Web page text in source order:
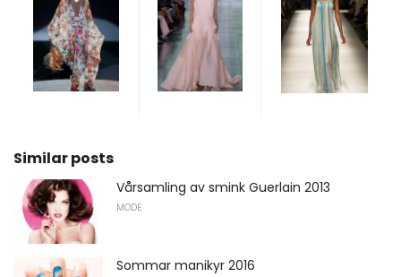
Similar posts
Vårsamling av smink Guerlain 2013
MODE
Sommar manikyr 2016